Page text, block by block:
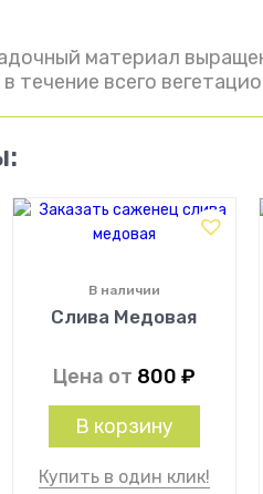
материал
течение всего
Слива Медовая
В наличии
Цена от 800 ₽
В корзину
Купить в один клик!